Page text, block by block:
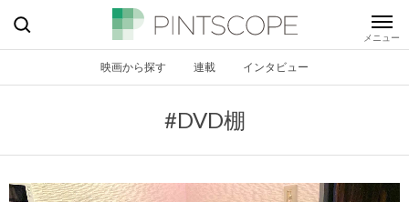
映画から探す 連載 インタビュー
#DVD棚